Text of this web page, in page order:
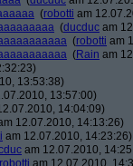
(robotti am
(ducduc am
(robotti am
(Rain am
13:53:38)
13:57:00)
14:04:09)
12.07.2010, 14:13:26)
am 12.07.2010, 14:23:26)
am 12.07.2010,
robotti am 12.07.2010,